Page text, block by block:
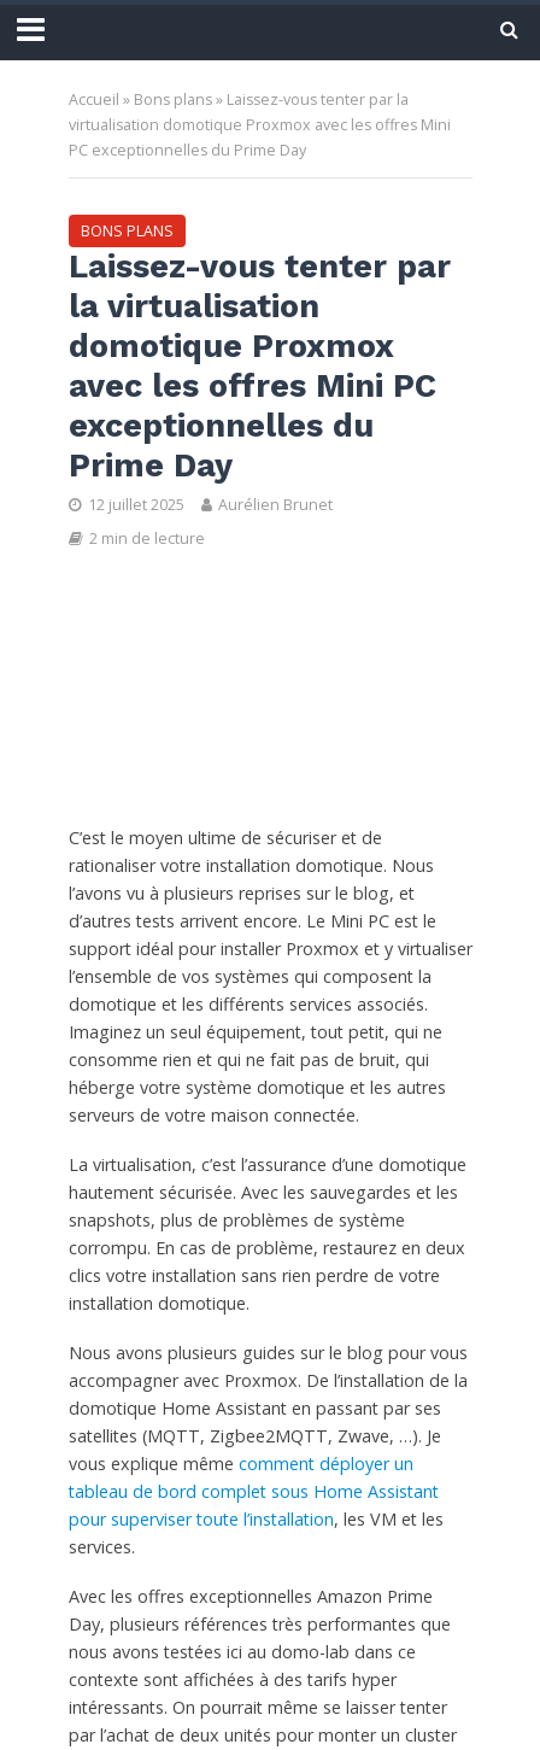
Accueil » Bons plans» Laissez-vous tenter par la
virtualisation domotique Proxmox avec les offres Mini
PC exceptionnelles du Prime Day
BONS PLANS
Laissez-vous tenter par
la virtualisation
domotique Proxmox
avec les offres Mini PC
exceptionnelles du
Prime Day
12 juillet 2025
Aurélien Brunet
2 min de lecture
C’est le moyen ultime de sécuriser et de
rationaliser votre installation domotique. Nous
l’avons vu à plusieurs reprises sur le blog, et
d’autres tests arrivent encore. Le Mini PC est le
support idéal pour installer Proxmox et y virtualiser
l’ensemble de vos systèmes qui composent la
domotique et les différents services associés.
Imaginez un seul équipement, tout petit, qui ne
consomme rien et qui ne fait pas de bruit, qui
héberge votre système domotique et les autres
serveurs de votre maison connectée.
La virtualisation, c’est l’assurance d’une domotique
hautement sécurisée. Avec les sauvegardes et les
snapshots, plus de problèmes de système
corrompu. En cas de problème, restaurez en deux
clics votre installation sans rien perdre de votre
installation domotique.
Nous avons plusieurs guides sur le blog pour vous
accompagner avec Proxmox. De l’installation de la
domotique Home Assistant en passant par ses
satellites (MQTT, Zigbee2MQTT, Zwave, …). Je
vous explique même comment déployer un
tableau de bord complet sous Home Assistant
pour superviser toute l’installation, les VM et les
services.
Avec les offres exceptionnelles Amazon Prime
Day, plusieurs références très performantes que
nous avons testées ici au domo-lab dans ce
contexte sont affichées à des tarifs hyper
intéressants. On pourrait même se laisser tenter
par l’achat de deux unités pour monter un cluster